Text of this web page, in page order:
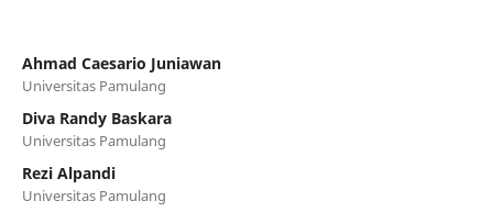
Ahmad Caesario Juniawan
Universitas Pamulang
Diva Randy Baskara
Universitas Pamulang
Rezi Alpandi
Universitas Pamulang